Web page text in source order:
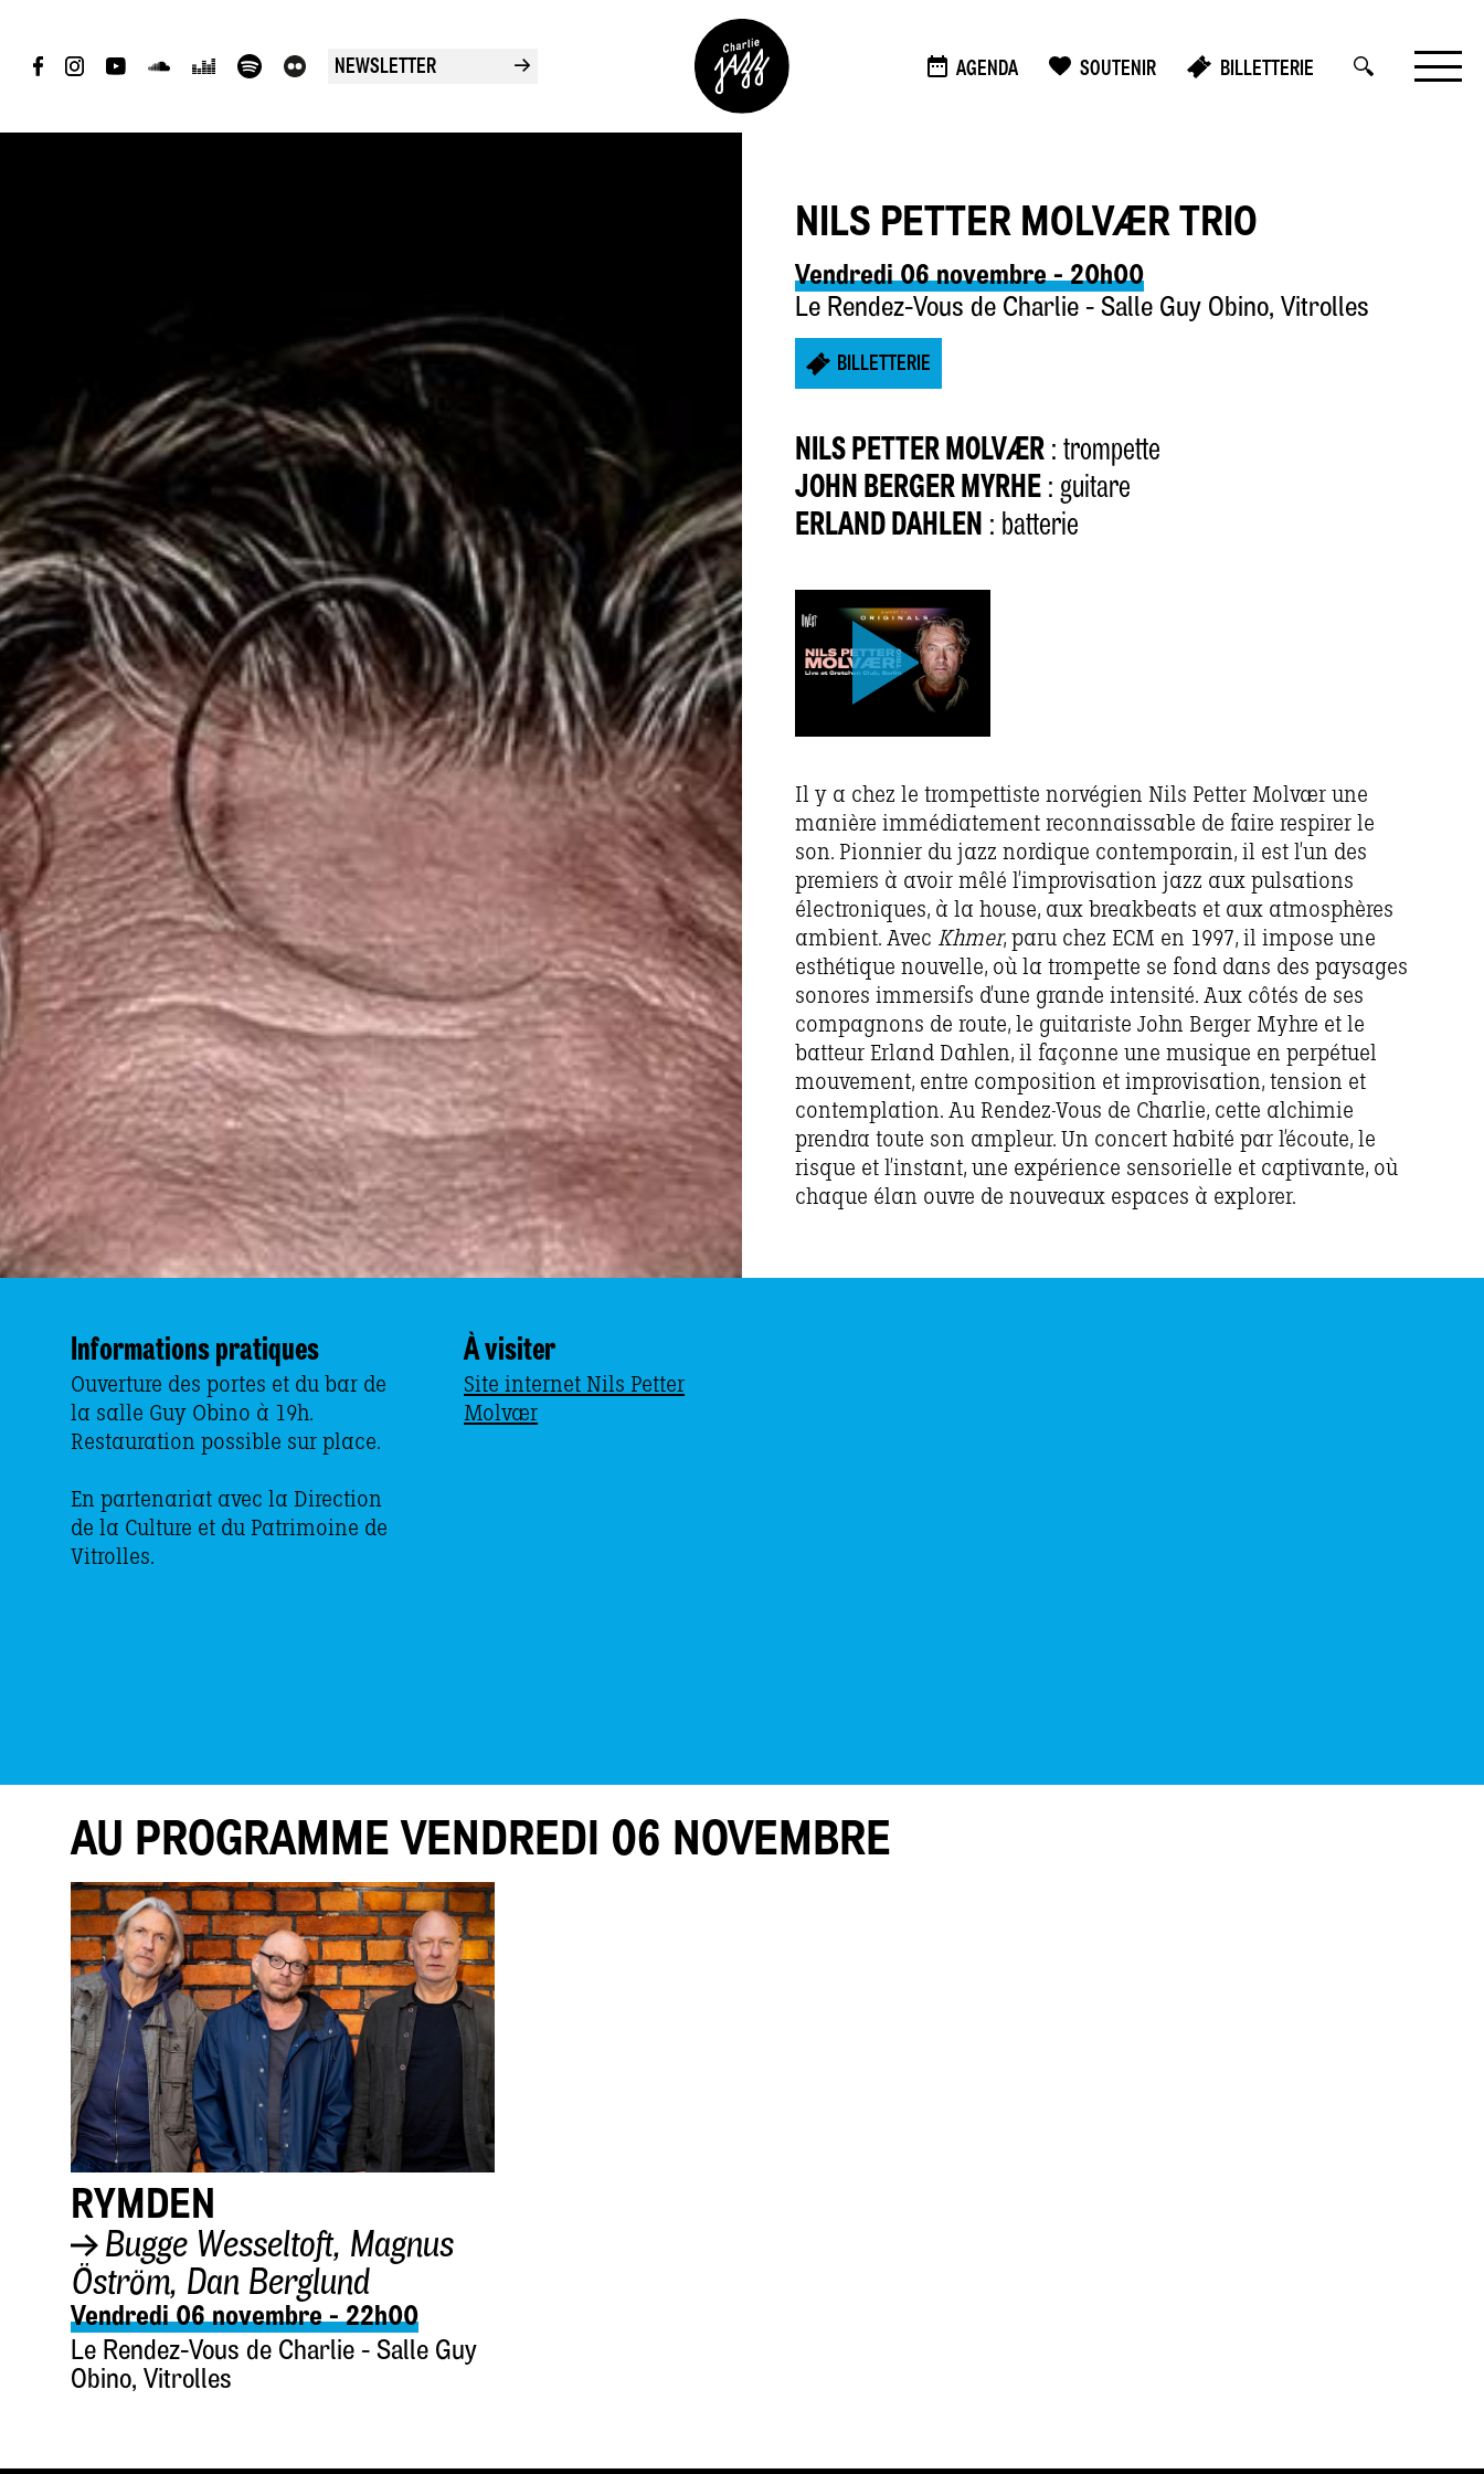
NEWSLETTER → AGENDA SOUTENIR BILLETTERIE
NILS PETTER MOLVÆR TRIO
Vendredi 06 novembre - 20h00
Le Rendez-Vous de Charlie - Salle Guy Obino, Vitrolles
BILLETTERIE
NILS PETTER MOLVÆR : trompette
JOHN BERGER MYRHE : guitare
ERLAND DAHLEN : batterie
Il y a chez le trompettiste norvégien Nils Petter Molvær une
manière immédiatement reconnaissable de faire respirer le
son. Pionnier du jazz nordique contemporain, il est l’un des
premiers à avoir mêlé l’improvisation jazz aux pulsations
électroniques, à la house, aux breakbeats et aux atmosphères
ambient. Avec Khmer, paru chez ECM en 1997, il impose une
esthétique nouvelle, où la trompette se fond dans des paysages
sonores immersifs d’une grande intensité. Aux côtés de ses
compagnons de route, le guitariste John Berger Myhre et le
batteur Erland Dahlen, il façonne une musique en perpétuel
mouvement, entre composition et improvisation, tension et
contemplation. Au Rendez-Vous de Charlie, cette alchimie
prendra toute son ampleur. Un concert habité par l’écoute, le
risque et l’instant, une expérience sensorielle et captivante, où
chaque élan ouvre de nouveaux espaces à explorer.
Informations pratiques
Ouverture des portes et du bar de
la salle Guy Obino à 19h.
Restauration possible sur place.
En partenariat avec la Direction
de la Culture et du Patrimoine de
Vitrolles.
À visiter
Site internet Nils Petter
Molvær
AU PROGRAMME VENDREDI 06 NOVEMBRE
RYMDEN
Bugge Wesseltoft, Magnus
Öström, Dan Berglund
Vendredi 06 novembre - 22h00
Le Rendez-Vous de Charlie - Salle Guy
Obino, Vitrolles